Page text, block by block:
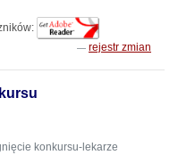
rejestr zmian
konkursu-lekarze